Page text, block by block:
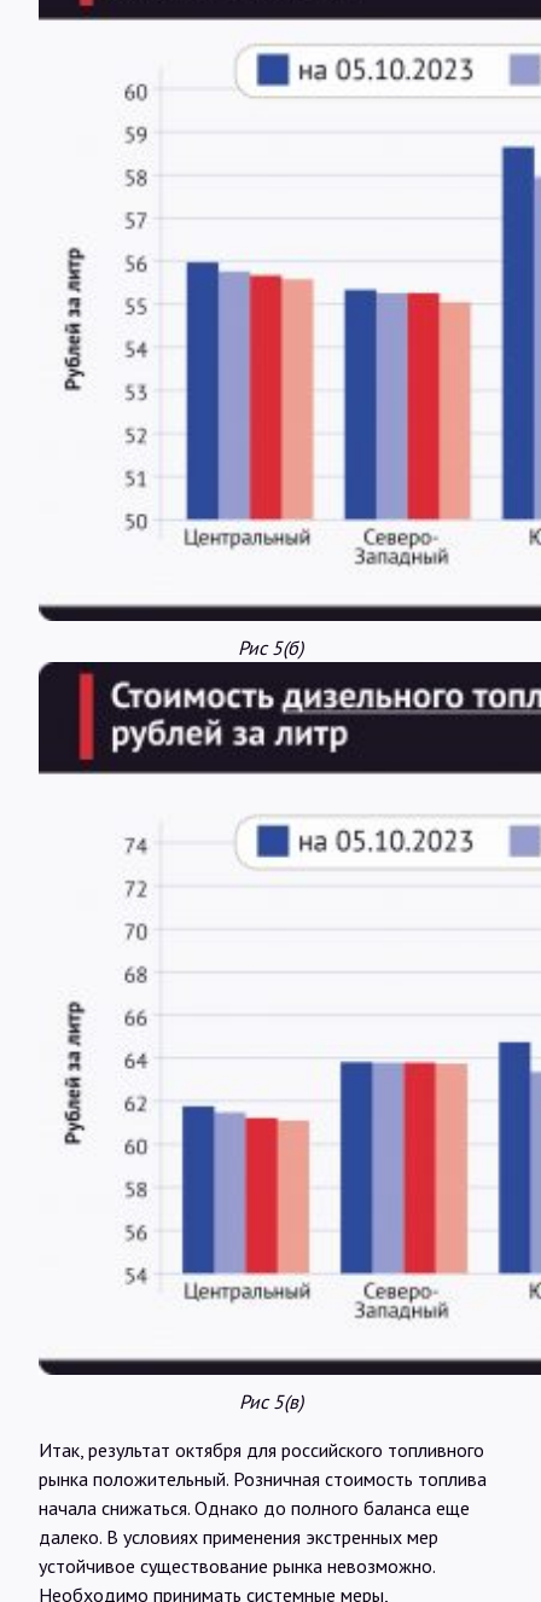
Рис 5(б)
Рис 5(в)
Итак, результат октября для российского топливного
рынка положительный. Розничная стоимость топлива
начала снижаться. Однако до полного баланса еще
далеко. В условиях применения экстренных мер
устойчивое существование рынка невозможно.
Необходимо принимать системные меры,